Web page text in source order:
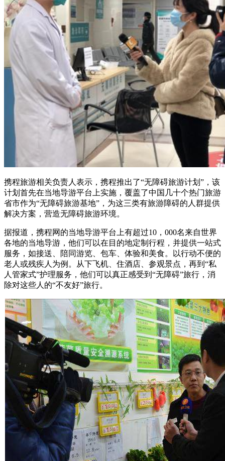
携程旅游相关负责人表示，携程推出了“无障碍旅游计划”，该
计划首先在当地导游平台上实施，覆盖了中国几十个热门旅游
省市作为“无障碍旅游基地”，为这三类有旅游障碍的人群提供
解决方案，营造无障碍旅游环境。
据报道，携程网的当地导游平台上有超过10，000名来自世界
各地的当地导游，他们可以在目的地定制行程，并提供一站式
服务，如接送、陪同游览、包车、体验和美食。以行动不便的
老人或残疾人为例。从下飞机、住酒店、参观景点，再到“私
人管家式”护理服务，他们可以真正感受到“无障碍”旅行，消
除对这些人的“不友好”旅行。